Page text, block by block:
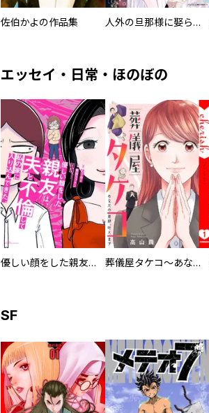
佐伯かよの作品集 人外の旦那様に娶られ毎晩ナカまで愛される…。アンソロジー
エッセイ・日常・ほのぼの
優しい顔をした親友は、夫と不倫して私の家に入り込んできた。 葬儀屋タケコ～あなたの最期、叶えます【電子単行本版】
SF